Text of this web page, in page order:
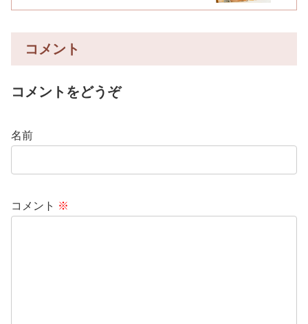
コメント
コメントをどうぞ
名前
コメント ※